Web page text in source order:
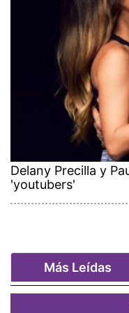
Delany Precilla y
'youtubers'
Más Leídas